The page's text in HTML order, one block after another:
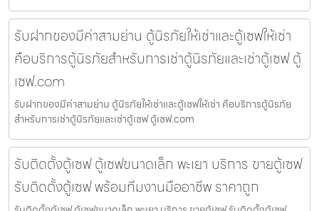
รับฝากของมีค่าสามย่าน ตู้นิรภัยให้เช่าและตู้เซฟให้เช่า
คือบริการตู้นิรภัยสำหรับการเช่าตู้นิรภัยและเช่าตู้เซฟ ตู้
เซฟ.com
รับฝากของมีค่าสามย่าน ตู้นิรภัยให้เช่าและตู้เซฟให้เช่า คือบริการตู้นิรภัย
สำหรับการเช่าตู้นิรภัยและเช่าตู้เซฟ ตู้เซฟ.com
รับติดตั้งตู้เซฟ ตู้เซฟขนาดเล็ก พะเยา บริการ ขายตู้เซฟ
รับติดตั้งตู้เซฟ พร้อมทีมงานมืออาชีพ ราคาถูก